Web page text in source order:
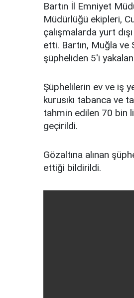
Bartın İl Emniyet
Müdürlüğü ekipleri,
çalışmalarda yurt
etti. Bartın, Muğla ve
şüpheliden 5'i
Şüphelilerin ev ve iş
kurusıkı tabanca ve
tahmin edilen 70 bin
geçirildi.
Gözaltına alınan
ettiği bildirildi.